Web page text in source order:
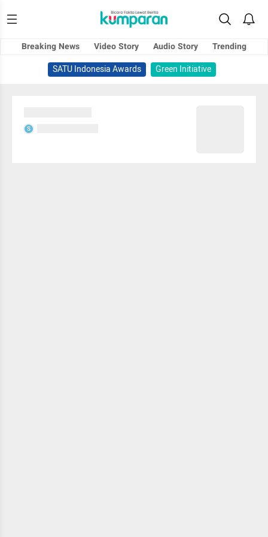
Breaking News Video Story Audio Story
Trending
SATU Indonesia Awards
Green Initiative
S